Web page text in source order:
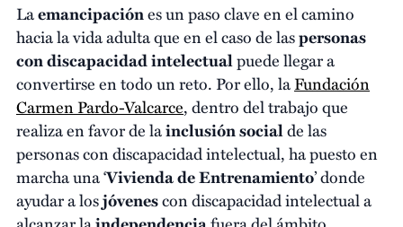
Laemancipaciónes un paso clave en el camino
hacia la vida adulta que en el caso de laspersonas
con discapacidad intelectualpuede llegar a
convertirse en todo un reto. Por ello, laFundación
Carmen Pardo-Valcarce, dentro del trabajo que
realiza en favor de lainclusión socialde las
personas con discapacidad intelectual, ha puesto en
marcha una ‘Vivienda de Entrenamiento’ donde
ayudar a losjóvenescon discapacidad intelectual a